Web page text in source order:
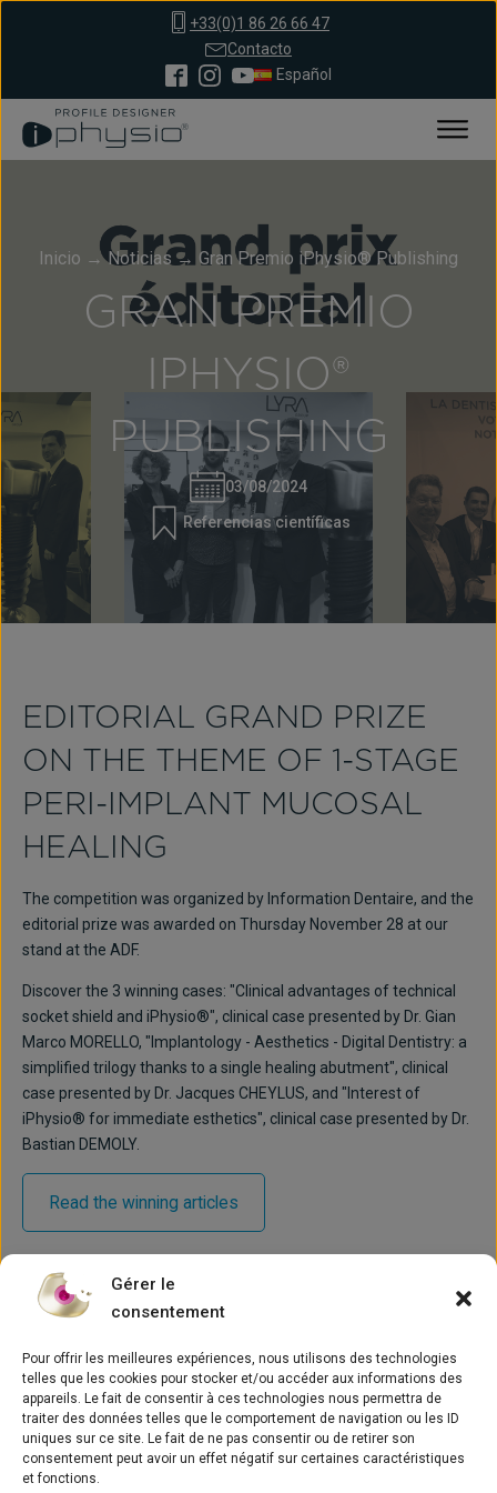
Gérer le
consentement
Pour offrir les meilleures expériences, nous utilisons des technologies
telles que les cookies pour stocker et/ou accéder aux informations des
appareils. Le fait de consentir à ces technologies nous permettra de
traiter des données telles que le comportement de navigation ou les ID
uniques sur ce site. Le fait de ne pas consentir ou de retirer son
consentement peut avoir un effet négatif sur certaines caractéristiques
et fonctions.
+33(0)1 86 26 66 47
Contacto
Español
Inicio →Noticias → Gran Premio iPhysio® Publishing
GRAN PREMIO
IPHYSIO®
PUBLISHING
03/08/2024
Referencias científicas
EDITORIAL GRAND PRIZE
ON THE THEME OF 1-STAGE
PERI-IMPLANT MUCOSAL
HEALING
The competition was organized by Information Dentaire, and the
editorial prize was awarded on Thursday November 28 at our
stand at the ADF.
Discover the 3 winning cases: "Clinical advantages of technical
socket shield and iPhysio®", clinical case presented by Dr. Gian
Marco MORELLO, "Implantology - Aesthetics - Digital Dentistry: a
simplified trilogy thanks to a single healing abutment", clinical
case presented by Dr. Jacques CHEYLUS, and "Interest of
iPhysio® for immediate esthetics", clinical case presented by Dr.
Bastian DEMOLY.
Read the winning articles
Concepto
Noticias